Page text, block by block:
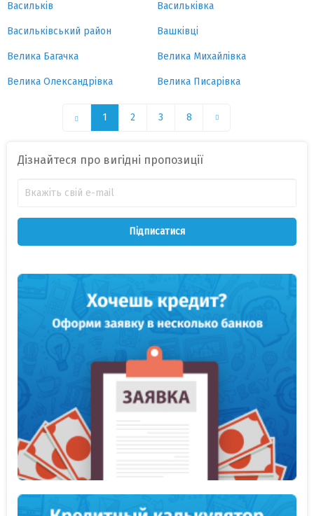
Васильків Васильківка
Васильківський район Вашківці
Велика Багачка Велика Михайлівка
Велика Олександрівка Велика Писарівка
1 2 3 8
Дізнайтеся про вигідні пропозиції
Підписатися